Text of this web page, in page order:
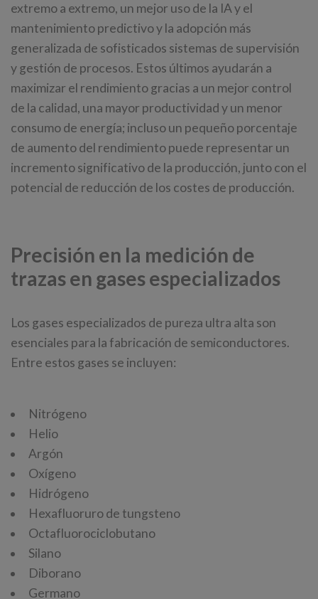
extremo a extremo, un mejor uso de la IA y el
mantenimiento predictivo y la adopción más
generalizada de sofisticados sistemas de supervisión
y gestión de procesos. Estos últimos ayudarán a
maximizar el rendimiento gracias a un mejor control
de la calidad, una mayor productividad y un menor
consumo de energía; incluso un pequeño porcentaje
de aumento del rendimiento puede representar un
incremento significativo de la producción, junto con el
potencial de reducción de los costes de producción.
Precisión en la medición de
trazas en gases especializados
Los gases especializados de pureza ultra alta son
esenciales para la fabricación de semiconductores.
Entre estos gases se incluyen:
Nitrógeno
Helio
Argón
Oxígeno
Hidrógeno
Hexafluoruro de tungsteno
Octafluorociclobutano
Silano
Diborano
Germano